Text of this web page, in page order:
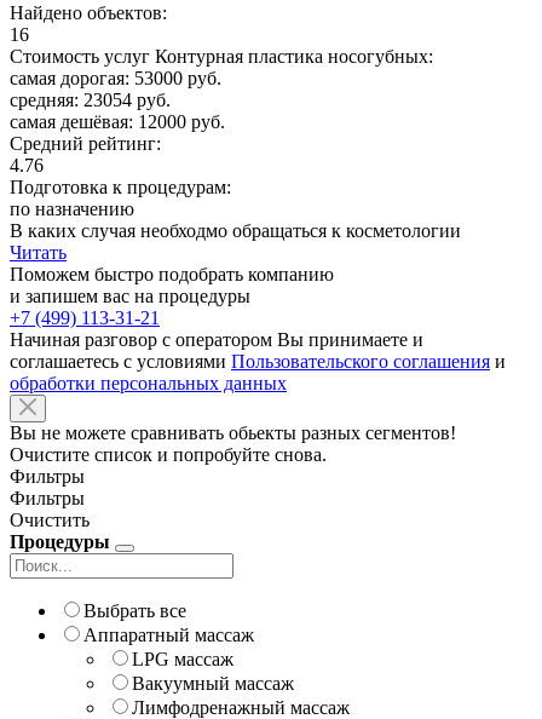
Найдено объектов:
16
Стоимость услуг Контурная пластика носогубных:
самая дорогая: 53000 руб.
средняя: 23054 руб.
самая дешёвая: 12000 руб.
Средний рейтинг:
4.76
Подготовка к процедурам:
по назначению
В каких случая необходмо обращаться к косметологии
Читать
Поможем быстро подобрать компанию
и запишем вас на процедуры
+7 (499) 113-31-21
Начиная разговор с оператором Вы принимаете и
соглашаетесь с условиями Пользовательского соглашения и
обработки персональных данных
Вы не можете сравнивать обьекты разных сегментов!
Очистите список и попробуйте снова.
Фильтры
Фильтры
Очистить
Процедуры
Выбрать все
Аппаратный массаж
LPG массаж
Вакуумный массаж
Лимфодренажный массаж